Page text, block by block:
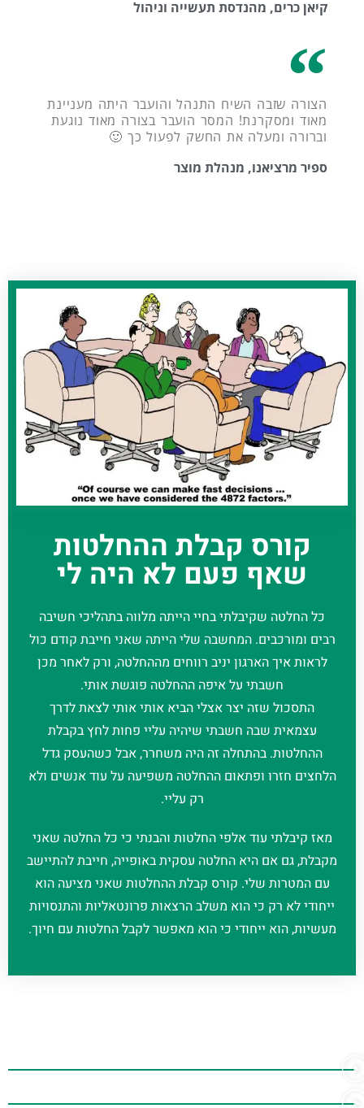
קיאן כרים, מהנדסת תעשייה וניהול
הצורה שזבה השיח התנהל והועבר היתה מעניינת
מאוד ומסקרנת! המסר הועבר בצורה מאוד נוגעת
וברורה ומעלה את החשק לפעול כך 🙂
ספיר מרציאנו, מנהלת מוצר
קורס קבלת ההחלטות
שאף פעם לא היה לי
כל החלטה שקיבלתי בחיי הייתה מלווה בתהליכי חשיבה
רבים ומורכבים. המחשבה שלי הייתה שאני חייבת קודם כול
לראות איך הארגון יניב רווחים מההחלטה, ורק לאחר מכן
חשבתי על איפה ההחלטה פוגשת אותי.
התסכול שזה יצר אצלי הביא אותי אותי לצאת לדרך
עצמאית שבה חשבתי שיהיה עליי פחות לחץ בקבלת
ההחלטות. בהתחלה זה היה משחרר, אבל כשהעסק גדל
הלחצים חזרו ופתאום ההחלטה משפיעה על עוד אנשים ולא
רק עליי.
מאז קיבלתי עוד אלפי החלטות והבנתי כי כל החלטה שאני
מקבלת, גם אם היא החלטה עסקית באופייה, חייבת להתיישב
עם המטרות שלי. קורס קבלת ההחלטות שאני מציעה הוא
ייחודי לא רק כי הוא משלב הרצאות פרונטאליות והתנסויות
מעשיות, הוא ייחודי כי הוא מאפשר לקבל החלטות עם חיוך.